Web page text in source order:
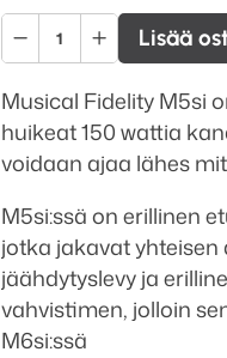
Musical
Fidelity
M5si
stereovahvistin
määrä
Lisää
Musical Fidelity M5si
huikeat 150 wattia
voidaan ajaa lähes
M5si:ssä on erillinen
jotka jakavat
jäähdytyslevy ja
vahvistimen, jolloin
M6si:ssä